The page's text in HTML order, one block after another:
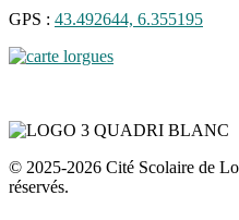
GPS : 43.492644, 6.355195
© 2025-2026 Cité Scolaire de
réservés.